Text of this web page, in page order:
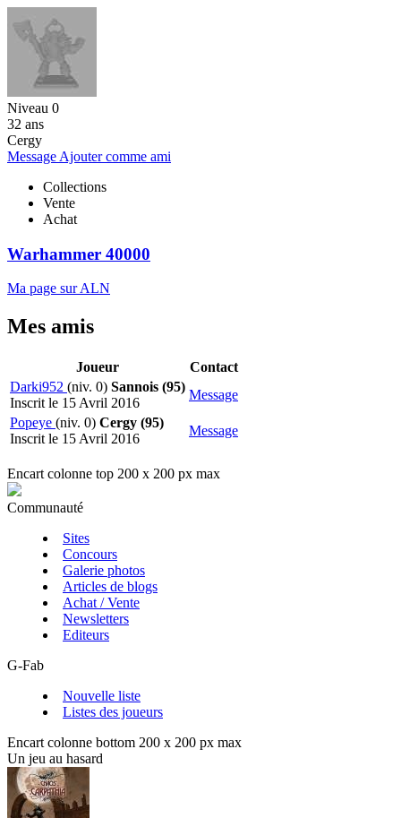
Niveau 0
32 ans
Cergy
Message Ajouter comme ami
Collections
Vente
Achat
Warhammer 40000
Ma page sur ALN
Mes amis
Joueur
Contact
Darki952 (niv. 0) Sannois (95)
Inscrit le 15 Avril 2016
Message
Popeye (niv. 0) Cergy (95)
Inscrit le 15 Avril 2016
Message
Encart colonne top 200 x 200 px max
Communauté
Sites
Concours
Galerie photos
Articles de blogs
Achat / Vente
Newsletters
Editeurs
G-Fab
Nouvelle liste
Listes des joueurs
Encart colonne bottom 200 x 200 px max
Un jeu au hasard